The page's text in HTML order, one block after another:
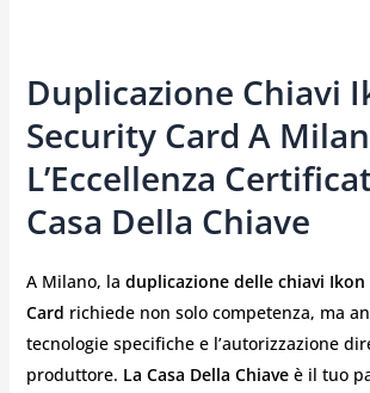
Duplicazione Chiavi
Security Card A
L’Eccellenza
Casa Della Chiave
A Milano, la duplicazione delle chiavi
Card richiede non solo competenza, ma
tecnologie specifiche e l’autorizzazione
produttore. La Casa Della Chiaveè il tuo